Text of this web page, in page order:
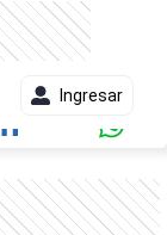
Ingresar